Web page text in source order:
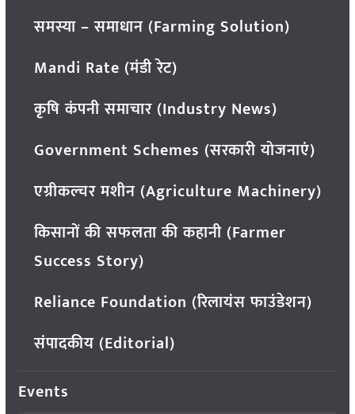
समस्या – समाधान (Farming Solution)
Mandi Rate (मंडी रेट)
कृषि कंपनी समाचार (Industry News)
Government Schemes (सरकारी योजनाएं)
एग्रीकल्चर मशीन (Agriculture Machinery)
किसानों की सफलता की कहानी (Farmer
Success Story)
Reliance Foundation (रिलायंस फाउंडेशन)
संपादकीय (Editorial)
Events